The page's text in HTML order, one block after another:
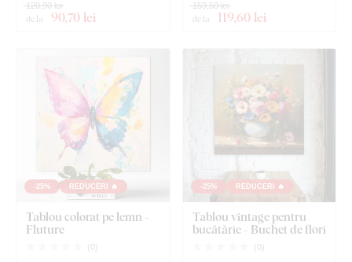
de la 90,70 lei
120,90 lei
de la 119,60 lei
159,50 lei
-25% REDUCERI 🔥
Tablou colorat pe lemn -
Fluture
( 0)
-25% REDUCERI 🔥
Tablou vintage pentru
bucătărie - Buchet de flori
( 0)